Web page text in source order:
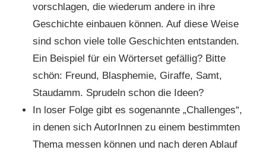
vorschlagen, die wiederum andere in ihre
Geschichte einbauen können. Auf diese Weise
sind schon viele tolle Geschichten entstanden.
Ein Beispiel für ein Wörterset gefällig? Bitte
schön: Freund, Blasphemie, Giraffe, Samt,
Staudamm. Sprudeln schon die Ideen?
In loser Folge gibt es sogenannte „Challenges“,
in denen sich AutorInnen zu einem bestimmten
Thema messen können und nach deren Ablauf